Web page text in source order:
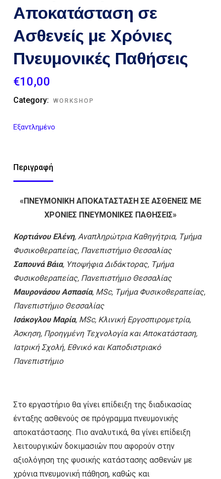
Αποκατάσταση σε
Ασθενείς με Χρόνιες
Πνευμονικές Παθήσεις
€10,00
Category: WORKSHOP
Εξαντλημένο
Περιγραφή
«ΠΝΕΥΜΟΝΙΚΗ ΑΠΟΚΑΤΑΣΤΑΣΗ ΣΕ ΑΣΘΕΝΕΙΣ ΜΕ
ΧΡΟΝΙΕΣ ΠΝΕΥΜΟΝΙΚΕΣ ΠΑΘΗΣΕΙΣ»
Κορτιάνου Ελένη, Αναπληρώτρια Καθηγήτρια, Τμήμα
Φυσικοθεραπείας, Πανεπιστήμιο Θεσσαλίας
Σαπουνά Βάια, Υποψήφια Διδάκτορας, Τμήμα
Φυσικοθεραπείας, Πανεπιστήμιο Θεσσαλίας
Μαυρονάσου Ασπασία, MSc, Τμήμα Φυσικοθεραπείας,
Πανεπιστήμιο Θεσσαλίας
Ισάκογλου Μαρία, MSc, Κλινική Εργοσπιρομετρία,
Άσκηση, Προηγμένη Τεχνολογία και Αποκατάσταση,
Ιατρική Σχολή, Εθνικό και Καποδιστριακό
Πανεπιστήμιο
Στο εργαστήριο θα γίνει επίδειξη της διαδικασίας
ένταξης ασθενούς σε πρόγραμμα πνευμονικής
αποκατάστασης. Πιο αναλυτικά, θα γίνει επίδειξη
λειτουργικών δοκιμασιών που αφορούν στην
αξιολόγηση της φυσικής κατάστασης ασθενών με
χρόνια πνευμονική πάθηση, καθώς και